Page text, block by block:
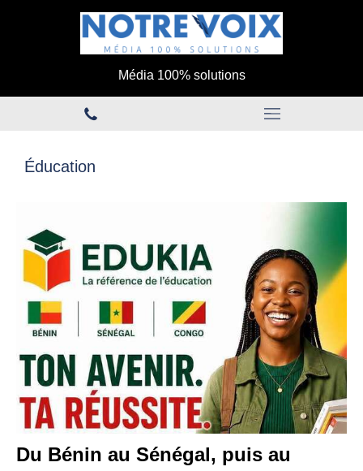
Média 100% solutions
Éducation
Du Bénin au Sénégal, puis au